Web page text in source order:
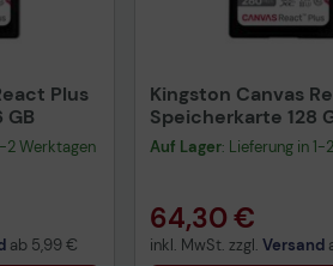
Plus
2 Werktagen
ab 5,99 €
Kingston Canvas
Speicherkarte 128
Auf Lager: Lieferung in
64,30 €
inkl. MwSt. zzgl. Versand